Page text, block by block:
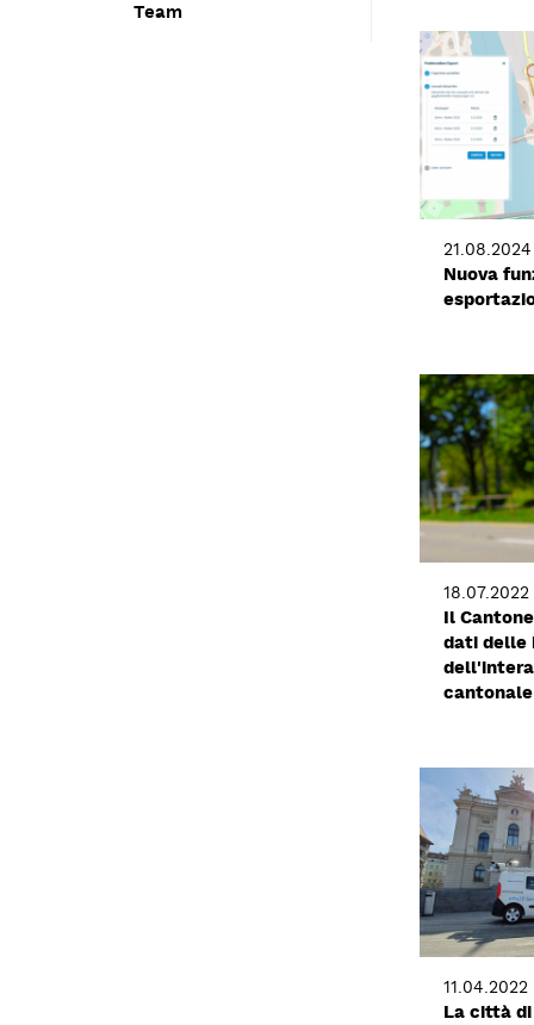
Team
21.08.2024
Nuova
18.07.2022
Il
dati delle
cantonale
11.04.2022
La città di